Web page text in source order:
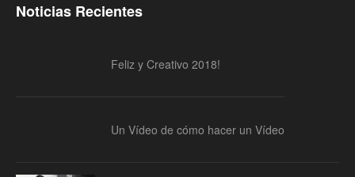
Noticias Recientes
Feliz y Creativo 2018!
Un Vídeo de cómo hacer un Vídeo